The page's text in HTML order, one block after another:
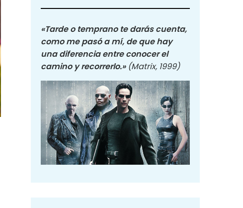
«Tarde o temprano te darás cuenta,
como me pasó a mí, de que hay
una diferencia entre conocer el
camino y recorrerlo.» (Matrix, 1999)